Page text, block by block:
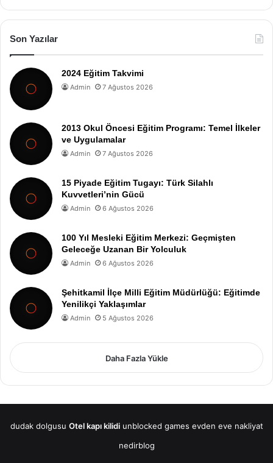
Son Yazılar
2024 Eğitim Takvimi
Admin 7 Ağustos 2026
2013 Okul Öncesi Eğitim Programı: Temel İlkeler
ve Uygulamalar
Admin 7 Ağustos 2026
15 Piyade Eğitim Tugayı: Türk Silahlı
Kuvvetleri’nin Gücü
Admin 6 Ağustos 2026
100 Yıl Mesleki Eğitim Merkezi: Geçmişten
Geleceğe Uzanan Bir Yolculuk
Admin 6 Ağustos 2026
Şehitkamil İlçe Milli Eğitim Müdürlüğü: Eğitimde
Yenilikçi Yaklaşımlar
Admin 5 Ağustos 2026
Daha Fazla Yükle
dudak dolgusu Otel kapı kilidi unblocked games evden eve nakliyat
nedirblog